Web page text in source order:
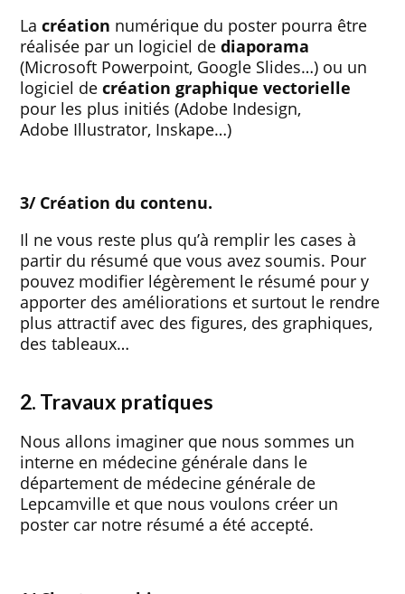
Lacréation numérique du poster pourra être
réalisée par un logiciel dediaporama
(Microsoft Powerpoint, Google Slides…) ou un
logiciel decréation graphique vectorielle
pour les plus initiés (Adobe Indesign,
Adobe Illustrator, Inskape…)
3/ Création du contenu.
Il ne vous reste plus qu’à remplir les cases à
partir du résumé que vous avez soumis. Pour
pouvez modifier légèrement le résumé pour y
apporter des améliorations et surtout le rendre
plus attractif avec des figures, des graphiques,
des tableaux…
2. Travaux pratiques
Nous allons imaginer que nous sommes un
interne en médecine générale dans le
département de médecine générale de
Lepcamville et que nous voulons créer un
poster car notre résumé a été accepté.